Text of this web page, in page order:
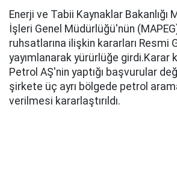
Enerji ve Tabii Kaynaklar Bakanlığı
İşleri Genel Müdürlüğü'nün
ruhsatlarına ilişkin kararları Resmi
yayımlanarak yürürlüğe girdi.Karar
Petrol AŞ'nin yaptığı başvurular
şirkete üç ayrı bölgede petrol
verilmesi kararlaştırıldı.